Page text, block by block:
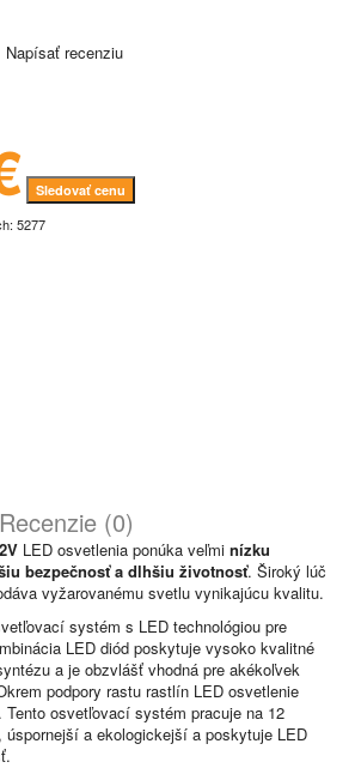
Napísať recenziu
Sledovať cenu
5277
Recenzie (0)
LED osvetlenia ponúka veľmi nízku
bezpečnosť a dlhšiu životnosť. Široký lúč
vyžarovanému svetlu vynikajúcu kvalitu.
systém s LED technológiou pre
LED diód poskytuje vysoko kvalitné
a je obzvlášť vhodná pre akékoľvek
podpory rastu rastlín LED osvetlenie
osvetľovací systém pracuje na 12
a ekologickejší a poskytuje LED